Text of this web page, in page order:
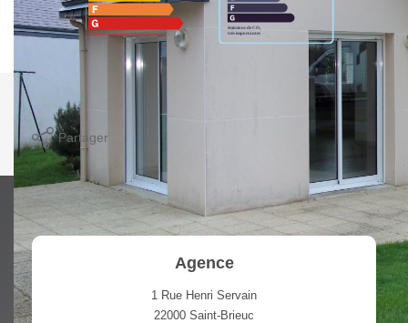
Partager
Agence
1 Rue Henri Servain
22000 Saint-Brieuc